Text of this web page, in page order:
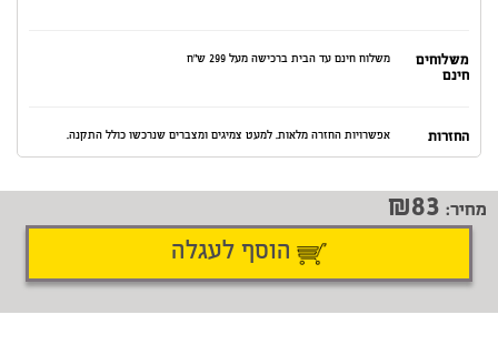
משלוחים
חינם
משלוח חינם עד הבית ברכישה מעל 299 ש"ח
החזרות אפשרויות החזרה מלאות. למעט צמיגים ומצברים שנרכשו כולל התקנה.
שתף דיווח על טעות
מחיר: 83
הוסף לעגלה